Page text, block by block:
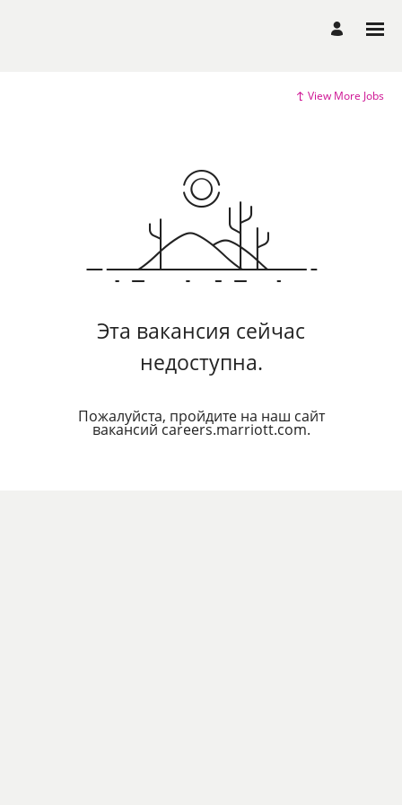
View More Jobs
Эта вакансия сейчас
недоступна.
Пожалуйста, пройдите на наш сайт
вакансий careers.marriott.com.